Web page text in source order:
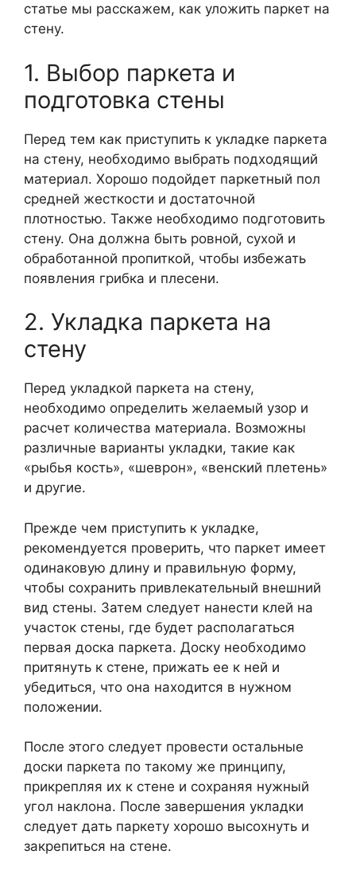
статье мы расскажем, как уложить паркет на
стену.
1. Выбор паркета и
подготовка стены
Перед тем как приступить к укладке паркета
на стену, необходимо выбрать подходящий
материал. Хорошо подойдет паркетный пол
средней жесткости и достаточной
плотностью. Также необходимо подготовить
стену. Она должна быть ровной, сухой и
обработанной пропиткой, чтобы избежать
появления грибка и плесени.
2. Укладка паркета на
стену
Перед укладкой паркета на стену,
необходимо определить желаемый узор и
расчет количества материала. Возможны
различные варианты укладки, такие как
«рыбья кость», «шеврон», «венский плетень»
и другие.
Прежде чем приступить к укладке,
рекомендуется проверить, что паркет имеет
одинаковую длину и правильную форму,
чтобы сохранить привлекательный внешний
вид стены. Затем следует нанести клей на
участок стены, где будет располагаться
первая доска паркета. Доску необходимо
притянуть к стене, прижать ее к ней и
убедиться, что она находится в нужном
положении.
После этого следует провести остальные
доски паркета по такому же принципу,
прикрепляя их к стене и сохраняя нужный
угол наклона. После завершения укладки
следует дать паркету хорошо высохнуть и
закрепиться на стене.